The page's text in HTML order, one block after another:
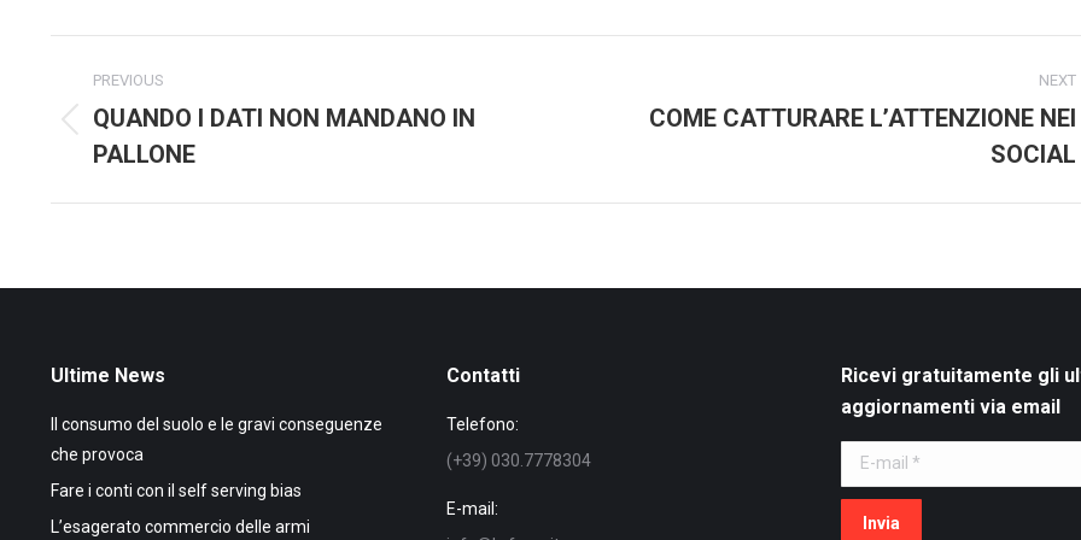
navigation
PREVIOUS
Previous
post:
QUANDO I DATI NON MANDANO IN
PALLONE
NEXT
Next
COME CATTURARE L’ATTENZIONE NEI
SOCIAL
Ultime News
Il consumo del suolo e le gravi conseguenze
che provoca
Fare i conti con il self serving bias
L’esagerato commercio delle armi
Contatti
Telefono:
(+39) 030.7778304
E-mail:
Ricevi gratuitamente gli
aggiornamenti via email
E-mail *
Invia